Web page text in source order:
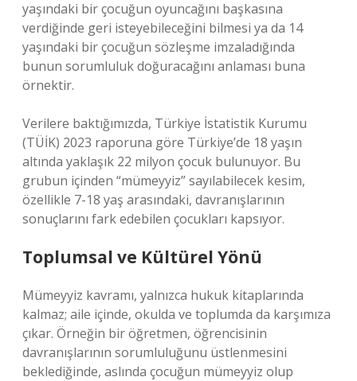
yaşındaki bir çocuğun oyuncağını başkasına
verdiğinde geri isteyebileceğini bilmesi ya da 14
yaşındaki bir çocuğun sözleşme imzaladığında
bunun sorumluluk doğuracağını anlaması buna
örnektir.
Verilere baktığımızda, Türkiye İstatistik Kurumu
(TÜİK) 2023 raporuna göre Türkiye’de 18 yaşın
altında yaklaşık 22 milyon çocuk bulunuyor. Bu
grubun içinden “mümeyyiz” sayılabilecek kesim,
özellikle 7-18 yaş arasındaki, davranışlarının
sonuçlarını fark edebilen çocukları kapsıyor.
Toplumsal ve Kültürel Yönü
Mümeyyiz kavramı, yalnızca hukuk kitaplarında
kalmaz; aile içinde, okulda ve toplumda da karşımıza
çıkar. Örneğin bir öğretmen, öğrencisinin
davranışlarının sorumluluğunu üstlenmesini
beklediğinde, aslında çocuğun mümeyyiz olup